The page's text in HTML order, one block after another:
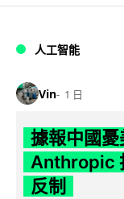
人工智能
Vin 1 日
據報中國
Anthropic
反制